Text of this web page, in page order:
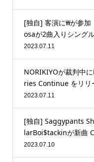
[独自] 客演に₩が参加
osaが2曲入りシング
2023.07.11
NORIKIYOが裁判中
ries Continue をリリ
2023.07.11
[独自] Saggypants
larBoi$tackinが新曲
2023.07.10